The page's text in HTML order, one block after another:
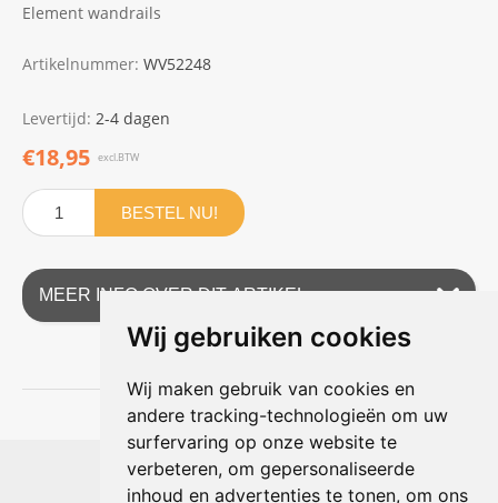
Wij gebruiken cookies
Wij maken gebruik van cookies en
andere tracking-technologieën om uw
surfervaring op onze website te
verbeteren, om gepersonaliseerde
inhoud en advertenties te tonen, om ons
Element wandrails
Artikelnummer: WV52248
Levertijd: 2-4 dagen
€18,95 excl.BTW
BESTEL NU!
MEER INFO OVER DIT ARTIKEL
Shophouse online
Max Planckstraat 4